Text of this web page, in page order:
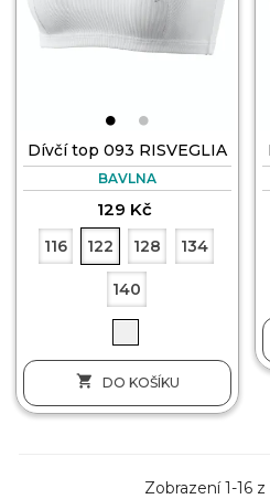
Dívčí top 093 RISVEGLIA
BAVLNA
129 Kč
116 122 128 134
140
 DO KOŠÍKU
Zobrazení 1-16